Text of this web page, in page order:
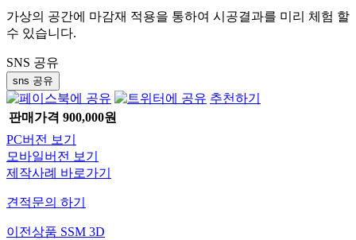
가상의 공간에 마감재 적용을 통하여 시공결과를 미리 체험 할
수 있습니다.
SNS 공유
sns 공유
추천하기
판매가격 900,000원
PC버전 보기
모바일버전 보기
제작사례 바로가기
견적문의 하기
이전상품 SSM 3D